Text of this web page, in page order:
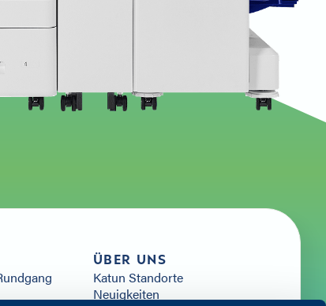
ÜBER UNS
Katun Standorte
Neuigkeiten